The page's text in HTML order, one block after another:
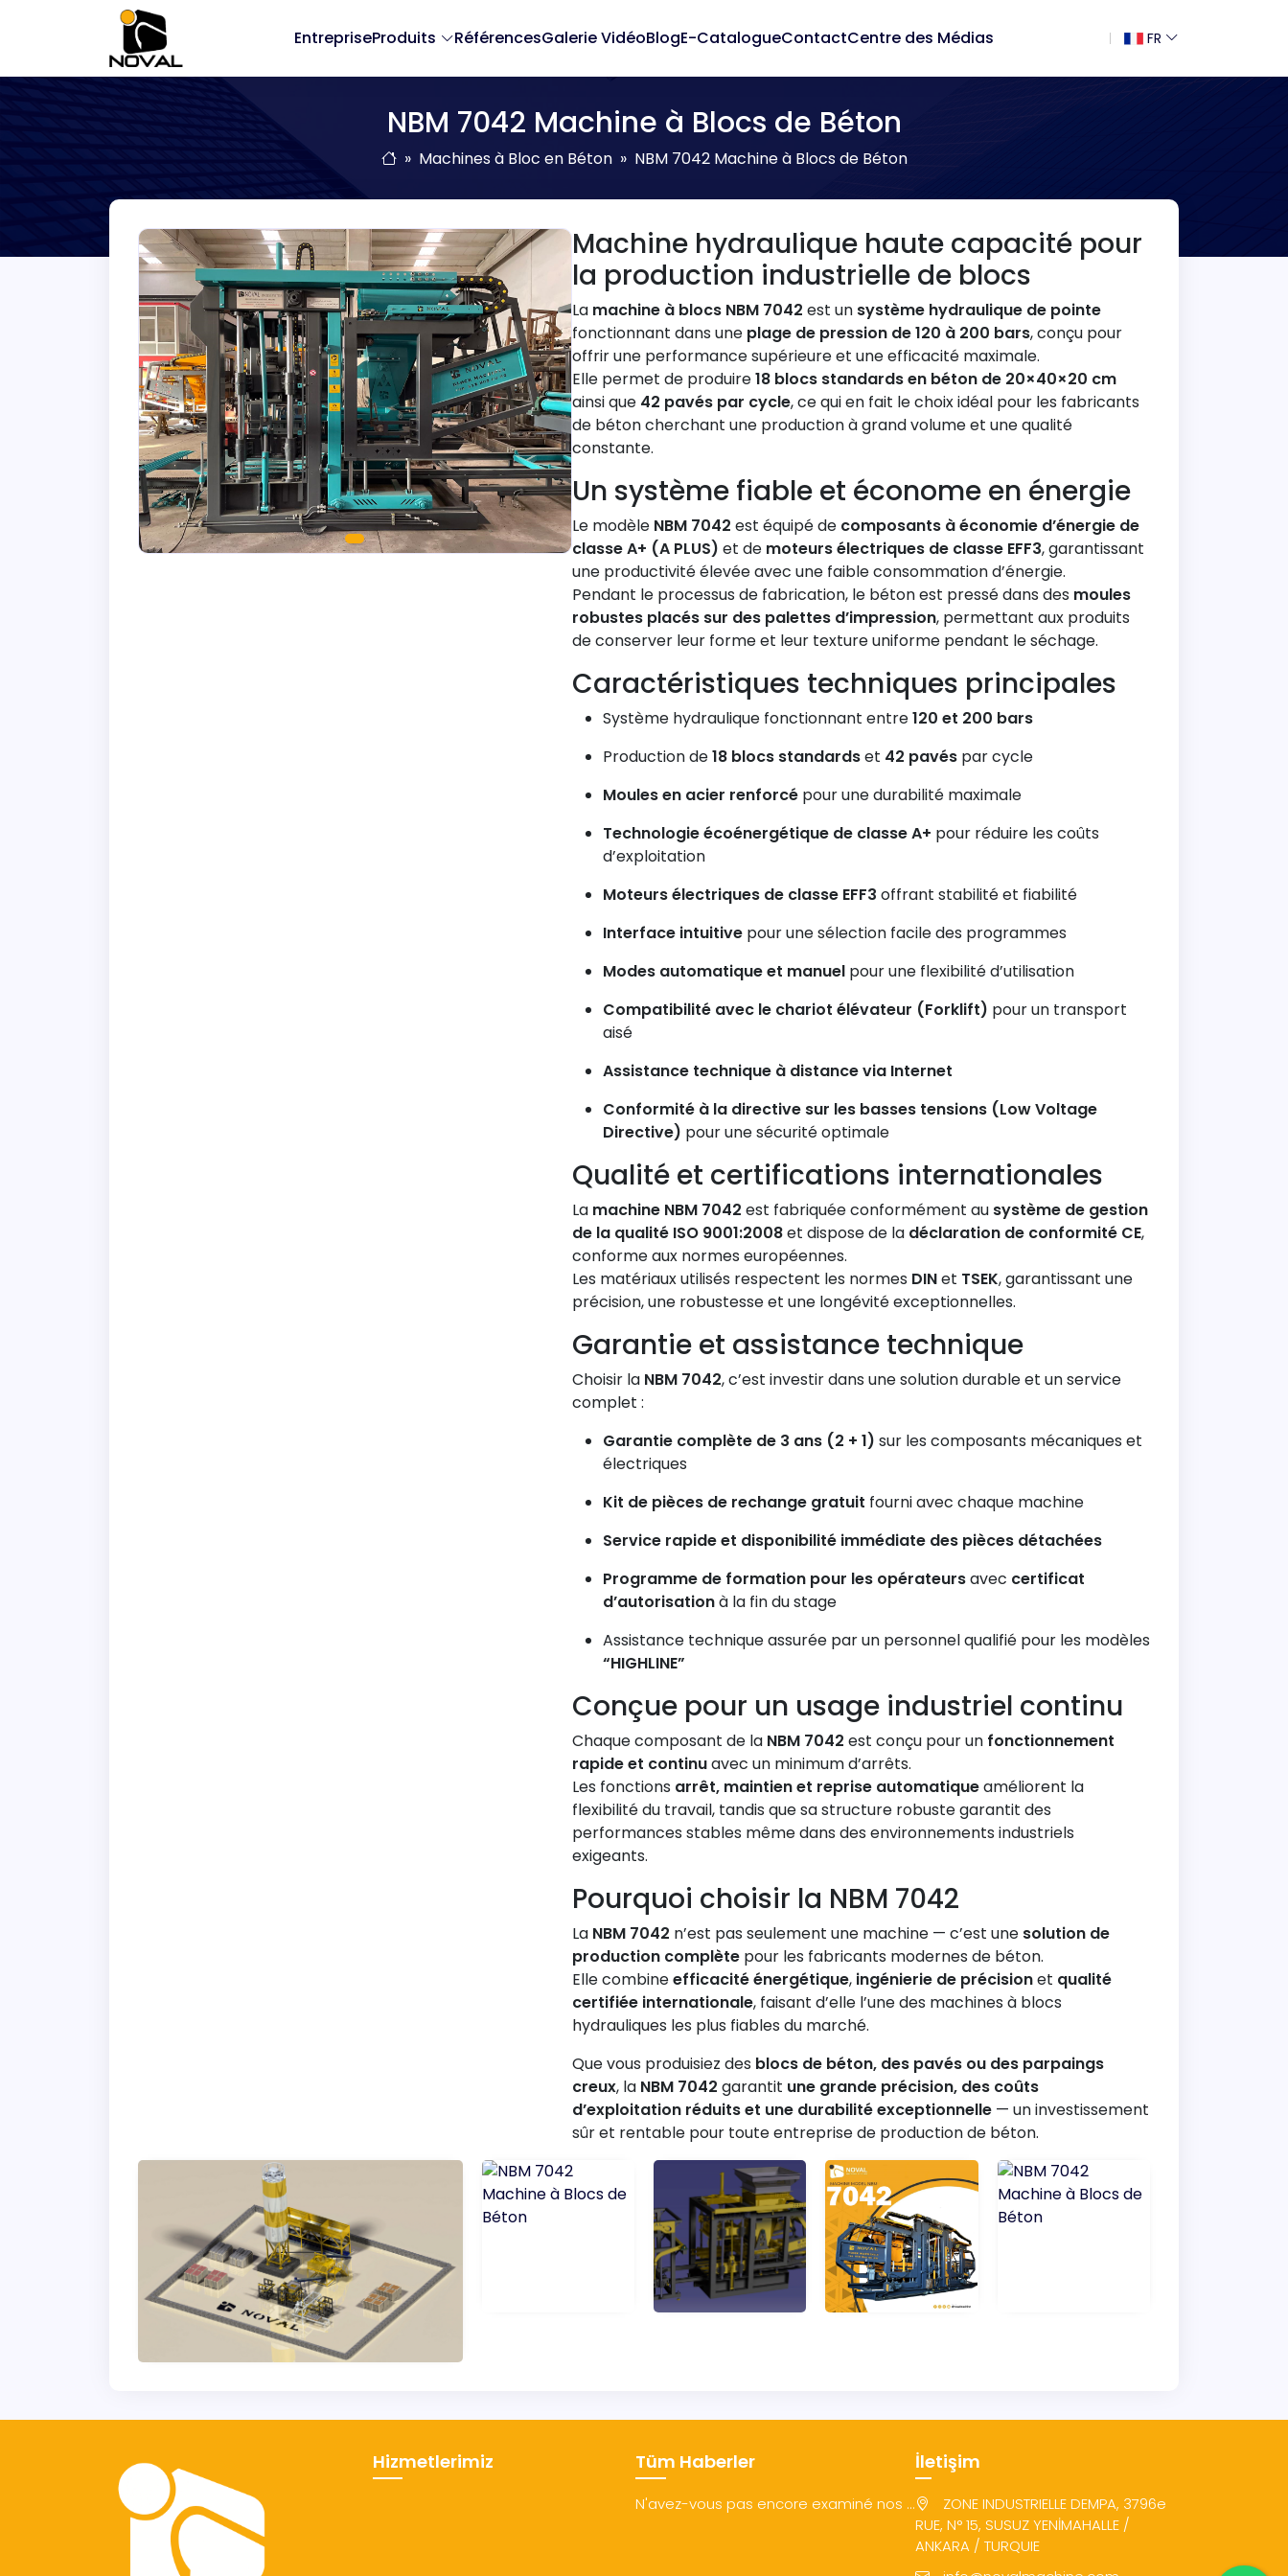
EntrepriseProduits RéférencesGalerie VidéoBlogE-CatalogueContactCentre des Médias FR
NBM 7042 Machine à Blocs de Béton
Machines à Bloc en Béton NBM 7042 Machine à Blocs de Béton
Machine hydraulique haute capacité pour
la production industrielle de blocs
La machine à blocs NBM 7042 est un système hydraulique de pointe
fonctionnant dans une plage de pression de 120 à 200 bars, conçu pour
offrir une performance supérieure et une efficacité maximale.
Elle permet de produire18 blocs standards en béton de 20×40×20 cm
ainsi que 42 pavés par cycle, ce qui en fait le choix idéal pour les fabricants
de béton cherchant une production à grand volume et une qualité
constante.
Un système fiable et économe en énergie
Le modèle NBM 7042 est équipé de composants à économie d’énergie de
classe A+ (A PLUS) et de moteurs électriques de classe EFF3, garantissant
une productivité élevée avec une faible consommation d’énergie.
Pendant le processus de fabrication, le béton est pressé dans des moules
robustes placés sur des palettes d’impression, permettant aux produits
de conserver leur forme et leur texture uniforme pendant le séchage.
Caractéristiques techniques principales
Système hydraulique fonctionnant entre120 et 200 bars
Production de18 blocs standardset 42 pavéspar cycle
Moules en acier renforcépour une durabilité maximale
Technologie écoénergétique de classe A+ pour réduire les coûts
d’exploitation
Moteurs électriques de classe EFF3 offrant stabilité et fiabilité
Interface intuitivepour une sélection facile des programmes
Modes automatique et manuelpour une flexibilité d’utilisation
Compatibilité avec le chariot élévateur (Forklift) pour un transport
aisé
Assistance technique à distance via Internet
Conformité à la directive sur les basses tensions (Low Voltage
Directive) pour une sécurité optimale
Qualité et certifications internationales
La machine NBM 7042 est fabriquée conformément au système de gestion
de la qualité ISO 9001:2008et dispose de la déclaration de conformité CE,
conforme aux normes européennes.
Les matériaux utilisés respectent les normes DINet TSEK, garantissant une
précision, une robustesse et une longévité exceptionnelles.
Garantie et assistance technique
Choisir la NBM 7042, c’est investir dans une solution durable et un service
complet :
Garantie complète de 3 ans (2 + 1) sur les composants mécaniques et
électriques
Kit de pièces de rechange gratuit fourni avec chaque machine
Service rapide et disponibilité immédiate des pièces détachées
Programme de formation pour les opérateursavec certificat
d’autorisationà la fin du stage
Assistance technique assurée par un personnel qualifié pour les modèles
“HIGHLINE”
Conçue pour un usage industriel continu
Chaque composant de la NBM 7042 est conçu pour un fonctionnement
rapide et continuavec un minimum d’arrêts.
Les fonctions arrêt, maintien et reprise automatiqueaméliorent la
flexibilité du travail, tandis que sa structure robuste garantit des
performances stables même dans des environnements industriels
exigeants.
Pourquoi choisir la NBM 7042
La NBM 7042 n’est pas seulement une machine — c’est une solution de
production complètepour les fabricants modernes de béton.
Elle combineefficacité énergétique, ingénierie de précisionet qualité
certifiée internationale, faisant d’elle l’une des machines à blocs
hydrauliques les plus fiables du marché.
Que vous produisiez des blocs de béton, des pavés ou des parpaings
creux, la NBM 7042 garantit une grande précision, des coûts
d’exploitation réduits et une durabilité exceptionnelle— un investissement
sûr et rentable pour toute entreprise de production de béton.
Hizmetlerimiz Tüm Haberler
N'avez-vous pas encore examiné nos ...
İletişim
ZONE INDUSTRIELLE DEMPA, 3796e
RUE, N° 15, SUSUZ YENİMAHALLE /
ANKARA / TURQUIE